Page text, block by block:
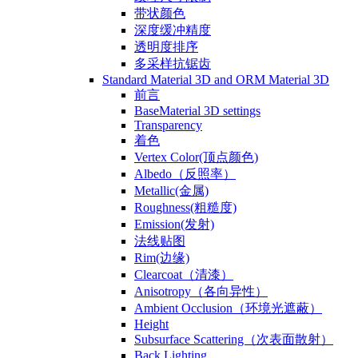
带状颜色
深度缓冲精度
透明度排序
多采样抗锯齿
Standard Material 3D and ORM Material 3D
前言
BaseMaterial 3D settings
Transparency
着色
Vertex Color(顶点颜色)
Albedo（反照率）
Metallic(金属)
Roughness(粗糙度)
Emission(发射)
法线贴图
Rim(边缘)
Clearcoat（清漆）
Anisotropy（各向异性）
Ambient Occlusion（环境光遮蔽）
Height
Subsurface Scattering（次表面散射）
Back Lighting